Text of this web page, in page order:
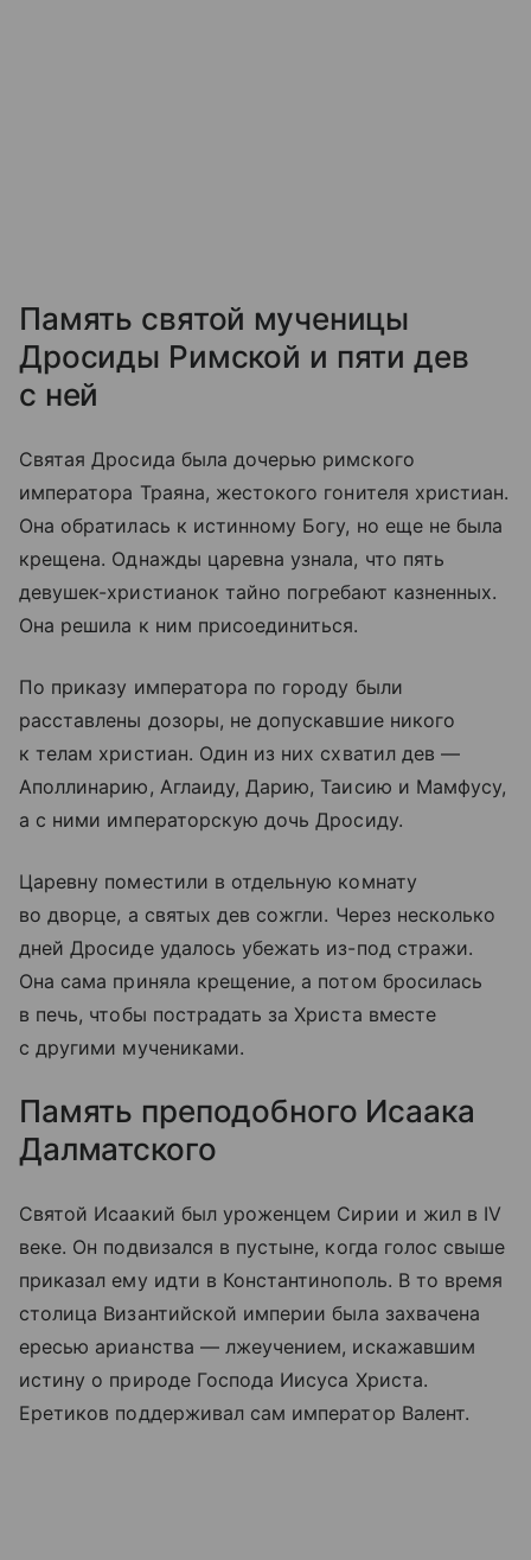
Память святой мученицы
Дросиды Римской и пяти дев
с ней
Святая Дросида была дочерью римского
императора Траяна, жестокого гонителя христиан.
Она обратилась к истинному Богу, но еще не была
крещена. Однажды царевна узнала, что пять
девушек-христианок тайно погребают казненных.
Она решила к ним присоединиться.
По приказу императора по городу были
расставлены дозоры, не допускавшие никого
к телам христиан. Один из них схватил дев —
Аполлинарию, Аглаиду, Дарию, Таисию и Мамфусу,
а с ними императорскую дочь Дросиду.
Царевну поместили в отдельную комнату
во дворце, а святых дев сожгли. Через несколько
дней Дросиде удалось убежать из-под стражи.
Она сама приняла крещение, а потом бросилась
в печь, чтобы пострадать за Христа вместе
с другими мучениками.
Память преподобного Исаака
Далматского
Святой Исаакий был уроженцем Сирии и жил в IV
веке. Он подвизался в пустыне, когда голос свыше
приказал ему идти в Константинополь. В то время
столица Византийской империи была захвачена
ересью арианства — лжеучением, искажавшим
истину о природе Господа Иисуса Христа.
Еретиков поддерживал сам император Валент.